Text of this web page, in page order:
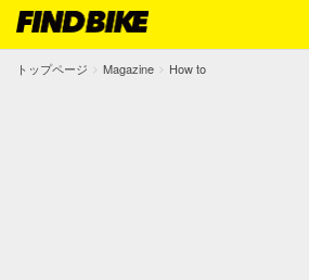
トップページ Magazine How to